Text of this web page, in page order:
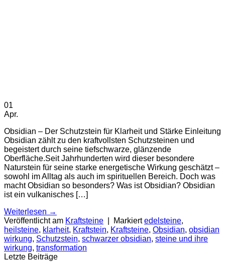
01
Apr.
Obsidian – Der Schutzstein für Klarheit und Stärke Einleitung
Obsidian zählt zu den kraftvollsten Schutzsteinen und
begeistert durch seine tiefschwarze, glänzende
Oberfläche.Seit Jahrhunderten wird dieser besondere
Naturstein für seine starke energetische Wirkung geschätzt –
sowohl im Alltag als auch im spirituellen Bereich. Doch was
macht Obsidian so besonders? Was ist Obsidian? Obsidian
ist ein vulkanisches […]
Weiterlesen →
Veröffentlicht am Kraftsteine Markiertedelsteine,
heilsteine, klarheit, Kraftstein, Kraftsteine, Obsidian, obsidian
wirkung, Schutzstein, schwarzer obsidian, steine und ihre
wirkung, transformation
Letzte Beiträge